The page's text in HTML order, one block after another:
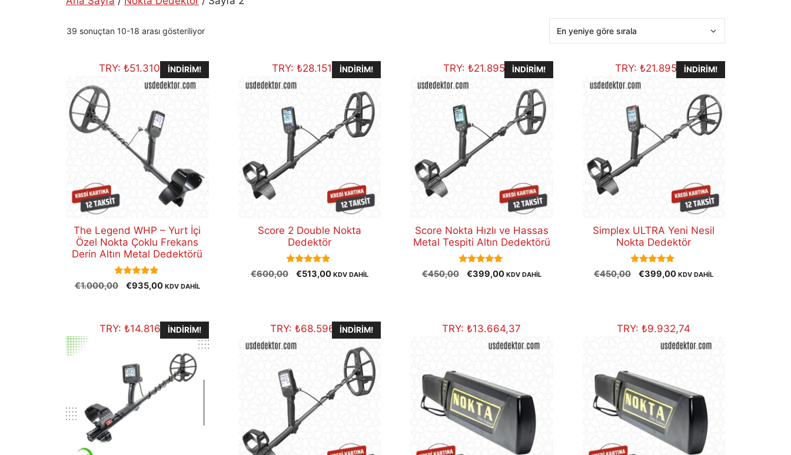
39 sonuçtan 10-18 arası gösteriliyorEn
TRY: ₺51.310,00İNDIRIM!
The Legend WHP – Yurt İçi
Özel Nokta Çoklu Frekans
Derin Altın Metal Dedektörü
5.00
out of 5
€1.000,00
Orijinal
€935,00Şu
€935,00.
KDV DAHİL
TRY: ₺28.151,90İNDIRIM!
Score 2 Double Nokta
Dedektör
5.00
out of 5
€600,00
Orijinal
€513,00Şu
KDV DAHİL
TRY: ₺21.895,92İNDIRIM!
Score Nokta Hızlı ve Hassas
Metal Tespiti Altın Dedektörü
5.00
out of 5
€450,00
Orijinal
€399,00Şu
KDV DAHİL
TRY:₺21.895,92İNDIRIM!
Simplex ULTRA Yeni Nesil
Nokta Dedektör
5.00
out of 5
€450,00
Orijinal
€399,00Şu
KDV DAHİL
TRY: ₺14.816,79İNDIRIM! TRY: ₺68.596,25İNDIRIM! TRY:₺13.664,37 TRY:₺9.932,74